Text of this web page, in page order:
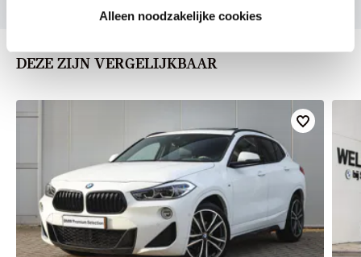
Alleen noodzakelijke cookies
DEZE ZIJN VERGELIJKBAAR